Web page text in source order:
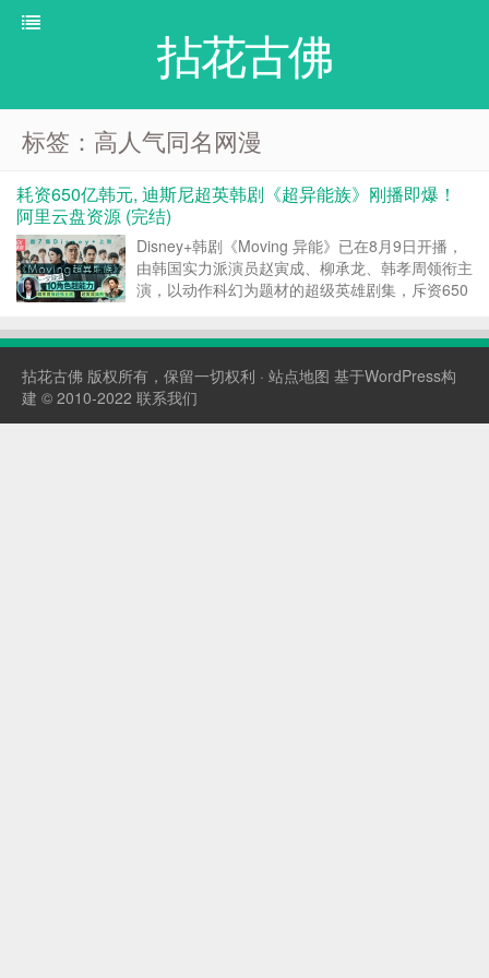
拈花古佛
标签：高人气同名网漫
耗资650亿韩元, 迪斯尼超英韩剧《超异能族》刚播即爆！
阿里云盘资源 (完结)
Disney+韩剧《Moving 异能》已在8月9日开播，
由韩国实力派演员赵寅成、柳承龙、韩孝周领衔主
演，以动作科幻为题材的超级英雄剧集，斥资650
集时长60分钟，总制作费用高达650亿韩元，折合
拈花古佛 版权所有，保留一切权利 · 站点地图 基于WordPress构
建 © 2010-2022 联系我们